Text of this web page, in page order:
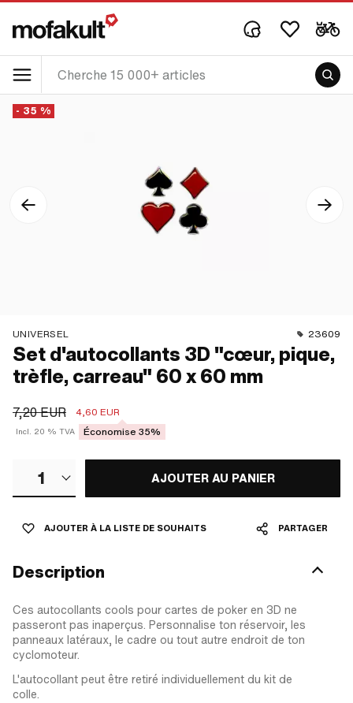
- 35 %
UNIVERSEL 23609
Set d'autocollants 3D "cœur, pique,
trèfle, carreau" 60 x 60 mm
7,20 EUR 4,60 EUR
Incl. 20 % TVA Économise 35%
1 AJOUTER AU PANIER
AJOUTER À LA LISTE DE SOUHAITS PARTAGER
Description
Ces autocollants cools pour cartes de poker en 3D ne
passeront pas inaperçus. Personnalise ton réservoir, les
panneaux latéraux, le cadre ou tout autre endroit de ton
cyclomoteur.
L'autocollant peut être retiré individuellement du kit de
colle.